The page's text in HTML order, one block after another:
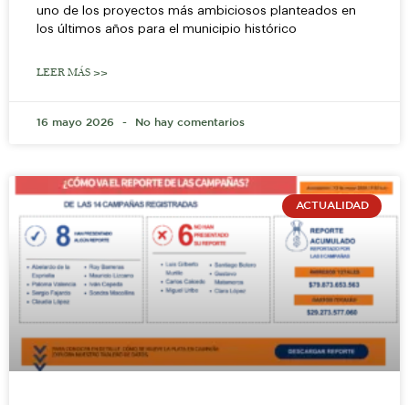
uno de los proyectos más ambiciosos planteados en
los últimos años para el municipio histórico
LEER MÁS >>
16 mayo 2026 No hay comentarios
ACTUALIDAD